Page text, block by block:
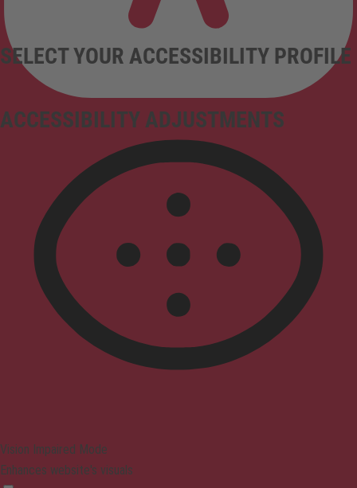
ACCESSIBILITY ADJUSTMENTS
SELECT YOUR ACCESSIBILITY PROFILE
Vision Impaired Mode
Enhances website's visuals